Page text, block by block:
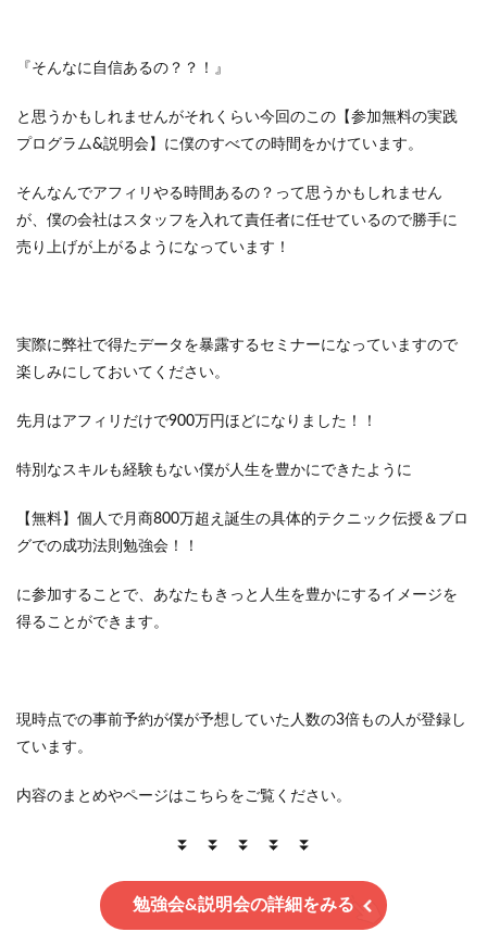
『そんなに自信あるの？？！』
と思うかもしれませんがそれくらい今回のこの【参加無料の実践
プログラム&説明会】に僕のすべての時間をかけています。
そんなんでアフィリやる時間あるの？って思うかもしれません
が、僕の会社はスタッフを入れて責任者に任せているので勝手に
売り上げが上がるようになっています！
実際に弊社で得たデータを暴露するセミナーになっていますので
楽しみにしておいてください。
先月はアフィリだけで900万円ほどになりました！！
特別なスキルも経験もない僕が人生を豊かにできたように
【無料】個人で月商800万超え誕生の具体的テクニック伝授＆ブロ
グでの成功法則勉強会！！
に参加することで、あなたもきっと人生を豊かにするイメージを
得ることができます。
現時点での事前予約が僕が予想していた人数の3倍もの人が登録し
ています。
内容のまとめやページはこちらをご覧ください。
⏬ ⏬ ⏬ ⏬ ⏬
勉強会&説明会の詳細をみる